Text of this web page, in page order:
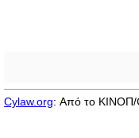
Cylaw.org: Από το ΚΙΝOΠ/